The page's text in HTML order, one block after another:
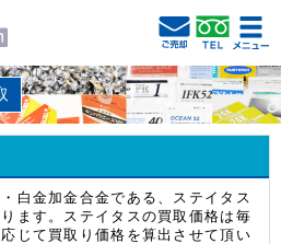
白金加金合金である、ステイタス
ます。ステイタスの買取価格は毎
じて買取り価格を算出させて頂い